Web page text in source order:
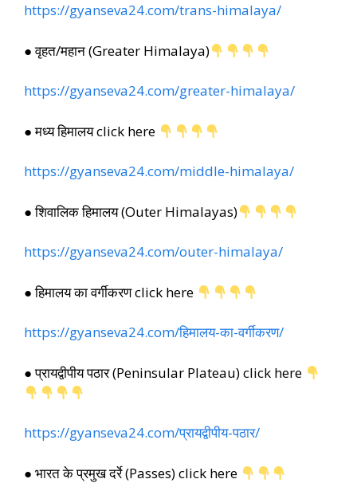
https://gyanseva24.com/trans-himalaya/
● वृहत/महान (Greater Himalaya)
https://gyanseva24.com/greater-himalaya/
● मध्य हिमालय click here
https://gyanseva24.com/middle-himalaya/
● शिवालिक हिमालय (Outer Himalayas)
https://gyanseva24.com/outer-himalaya/
● हिमालय का वर्गीकरण click here
https://gyanseva24.com/हिमालय-का-वर्गीकरण/
● प्रायद्वीपीय पठार (Peninsular Plateau) click here
https://gyanseva24.com/प्रायद्वीपीय-पठार/
● भारत के प्रमुख दर्रे (Passes) click here